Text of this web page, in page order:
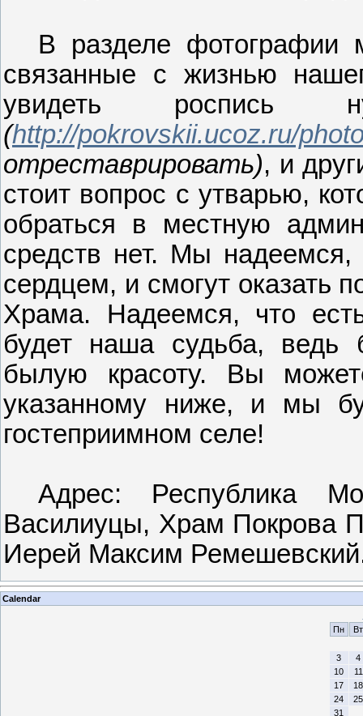
В разделе фотографии
связанные с жизнью
увидеть роспись
(http://pokrovskii.ucoz.ru/
отреставрировать), и
стоит вопрос с утварью,
обраться в местную
средств нет. Мы
сердцем, и смогут оказать
Храма. Надеемся, что
будет наша судьба,
былую красоту. Вы
указанному ниже, и мы
гостеприимном селе!
Адрес: Республика
Василиуцы, Храм Покрова
Иерей Максим
Calendar
Пн
Вт
3
4
10
11
17
18
24
25
31